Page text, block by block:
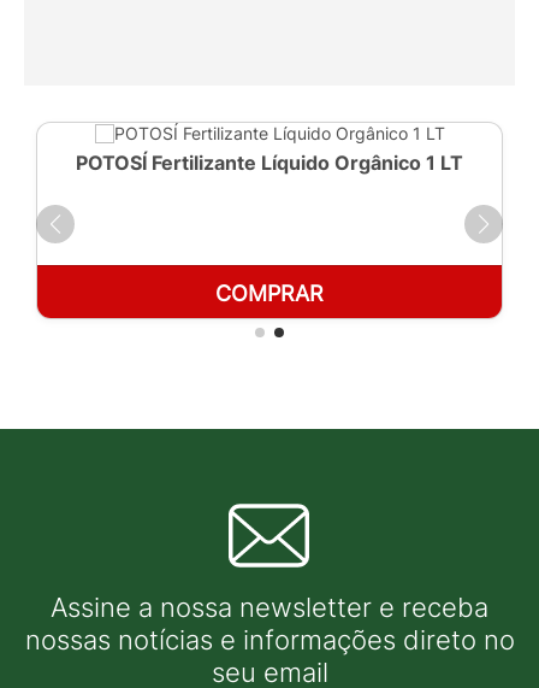
POTOSÍ Fertilizante Líquido Orgânico 1 LT
COMPRAR
Assine a nossa newsletter e receba
nossas notícias e informações direto no
seu email